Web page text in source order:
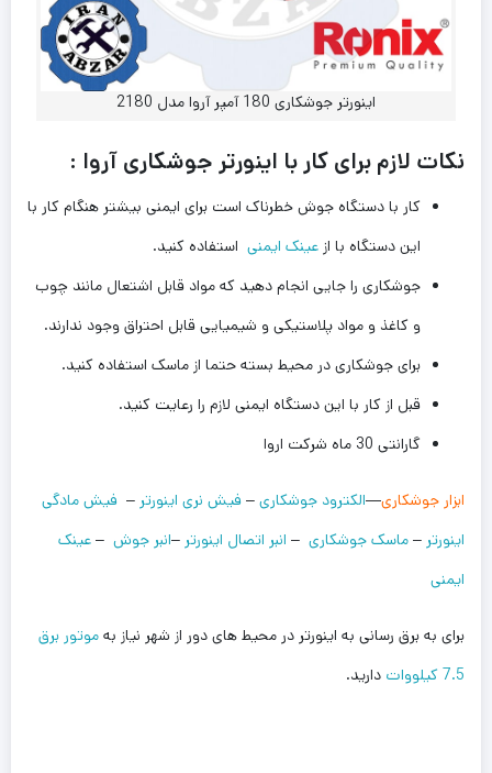
اینورتر جوشکاری 180 آمپر آروا مدل 2180
نکات لازم برای کار با اینورتر جوشکاری آروا :
کار با دستگاه جوش خطرناک است برای ایمنی بیشتر هنگام کار با
این دستگاه با از عینک ایمنی استفاده کنید.
جوشکاری را جایی انجام دهید که مواد قابل اشتعال مانند چوب
و کاغذ و مواد پلاستیکی و شیمیایی قابل احتراق وجود ندارند.
برای جوشکاری در محیط بسته حتما از ماسک استفاده کنید.
قبل از کار با این دستگاه ایمنی لازم را رعایت کنید.
گارانتی 30 ماه شرکت اروا
ابزار جوشکاری—الکترود جوشکاری – فیش نری اینورتر – فیش مادگی
اینورتر – ماسک جوشکاری – انبر اتصال اینورتر –انبر جوش – عینک
ایمنی
برای به برق رسانی به اینورتر در محیط های دور از شهر نیاز به موتور برق
7.5 کیلووات
دارید.